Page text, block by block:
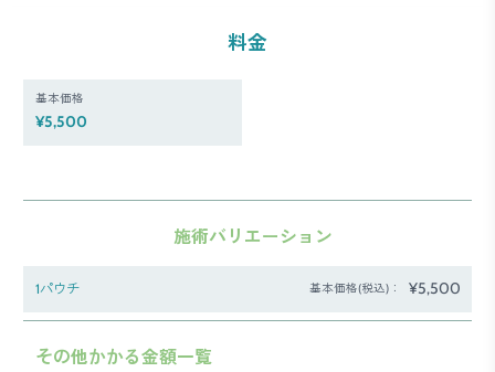
料金
基本価格
¥5,500
施術バリエーション
1パウチ 基本価格(税込)： ¥5,500
その他かかる金額一覧